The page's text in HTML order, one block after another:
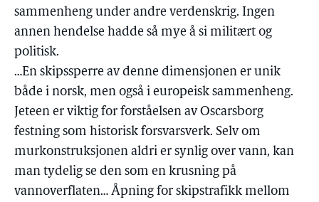
sammenheng under andre verdenskrig. Ingen
annen hendelse hadde så mye å si militært og
politisk.
…En skipssperre av denne dimensjonen er unik
både i norsk, men også i europeisk sammenheng.
Jeteen er viktig for forståelsen av Oscarsborg
festning som historisk forsvarsverk. Selv om
murkonstruksjonen aldri er synlig over vann, kan
man tydelig se den som en krusning på
vannoverflaten… Åpning for skipstrafikk mellom